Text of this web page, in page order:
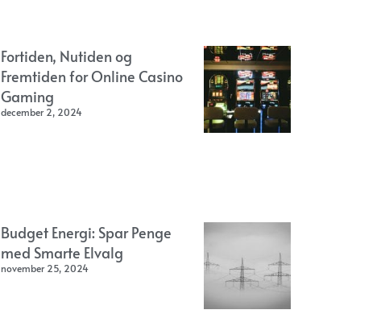
Fortiden, Nutiden og
Fremtiden for Online Casino
Gaming
december 2, 2024
Budget Energi: Spar Penge
med Smarte Elvalg
november 25, 2024